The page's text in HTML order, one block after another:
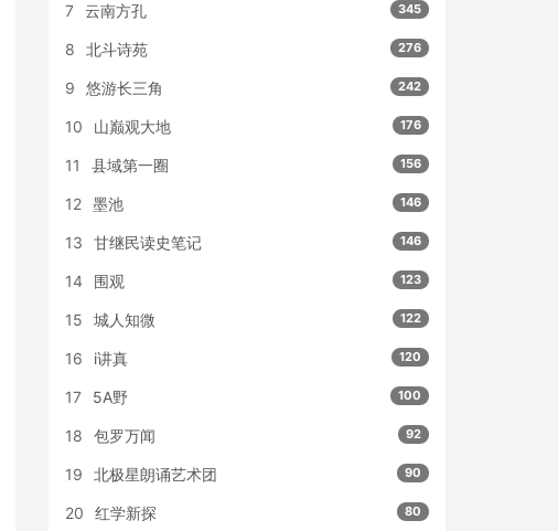
7 云南方孔 345
8 北斗诗苑 276
9 悠游长三角 242
10 山巅观大地 176
11 县域第一圈 156
12 墨池 146
13 甘继民读史笔记 146
14 围观 123
15 城人知微 122
16 i讲真 120
17 5A野 100
18 包罗万闻 92
19 北极星朗诵艺术团 90
20 红学新探 80